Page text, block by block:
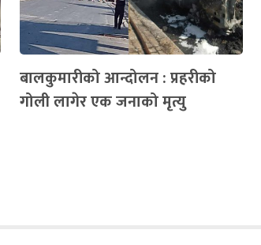
बालकुमारीको आन्दोलन : प्रहरीको
गोली लागेर एक जनाको मृत्यु